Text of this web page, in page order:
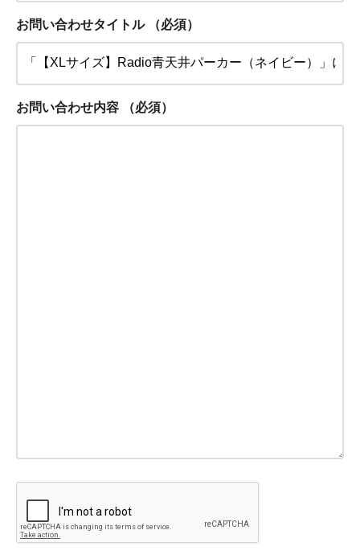
お問い合わせタイトル （必須）
お問い合わせ内容 （必須）